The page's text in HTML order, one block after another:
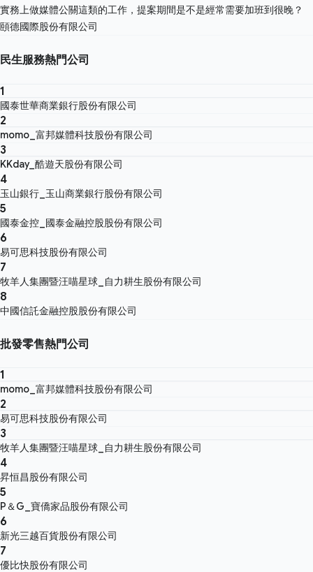
實務上做媒體公關這類的工作，提案期間是不是經常需要加班到很晚？
頤德國際股份有限公司
民生服務熱門公司
1
國泰世華商業銀行股份有限公司
2
momo_富邦媒體科技股份有限公司
3
KKday_酷遊天股份有限公司
4
玉山銀行_玉山商業銀行股份有限公司
5
國泰金控_國泰金融控股股份有限公司
6
易可思科技股份有限公司
7
牧羊人集團暨汪喵星球_自力耕生股份有限公司
8
中國信託金融控股股份有限公司
批發零售熱門公司
1
momo_富邦媒體科技股份有限公司
2
易可思科技股份有限公司
3
牧羊人集團暨汪喵星球_自力耕生股份有限公司
4
昇恒昌股份有限公司
5
P＆G_寶僑家品股份有限公司
6
新光三越百貨股份有限公司
7
優比快股份有限公司